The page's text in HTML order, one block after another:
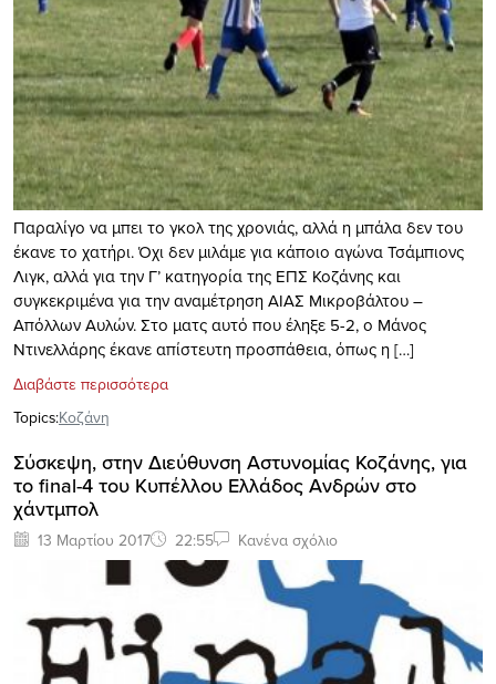
Παραλίγο να μπει το γκολ της χρονιάς, αλλά η μπάλα δεν του
έκανε το χατήρι. Όχι δεν μιλάμε για κάποιο αγώνα Τσάμπιονς
Λιγκ, αλλά για την Γ’ κατηγορία της ΕΠΣ Κοζάνης και
συγκεκριμένα για την αναμέτρηση ΑΙΑΣ Μικροβάλτου –
Απόλλων Αυλών. Στο ματς αυτό που έληξε 5-2, ο Μάνος
Ντινελλάρης έκανε απίστευτη προσπάθεια, όπως η […]
Διαβάστε περισσότερα
Topics:Κοζάνη
Σύσκεψη, στην Διεύθυνση Αστυνομίας Κοζάνης, για
το final-4 του Κυπέλλου Ελλάδος Ανδρών στο
χάντμπολ
13 Μαρτίου 2017 22:55 Κανένα σχόλιο